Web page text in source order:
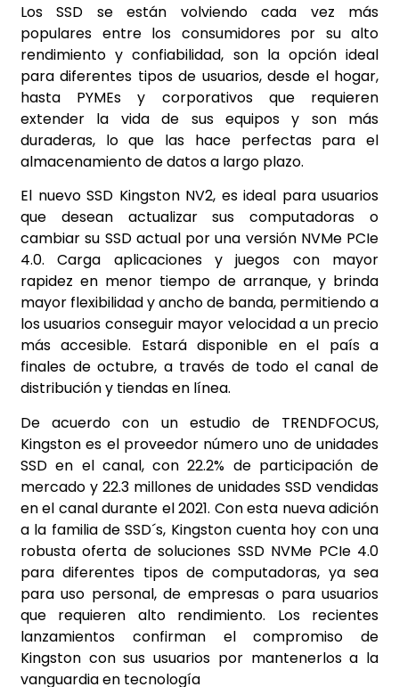
Los SSD se están volviendo cada vez más
populares entre los consumidores por su alto
rendimiento y confiabilidad, son la opción ideal
para diferentes tipos de usuarios, desde el hogar,
hasta PYMEs y corporativos que requieren
extender la vida de sus equipos y son más
duraderas, lo que las hace perfectas para el
almacenamiento de datos a largo plazo.
El nuevo SSD Kingston NV2, es ideal para usuarios
que desean actualizar sus computadoras o
cambiar su SSD actual por una versión NVMe PCIe
4.0. Carga aplicaciones y juegos con mayor
rapidez en menor tiempo de arranque, y brinda
mayor flexibilidad y ancho de banda, permitiendo a
los usuarios conseguir mayor velocidad a un precio
más accesible. Estará disponible en el país a
finales de octubre, a través de todo el canal de
distribución y tiendas en línea.
De acuerdo con un estudio de TRENDFOCUS,
Kingston es el proveedor número uno de unidades
SSD en el canal, con 22.2% de participación de
mercado y 22.3 millones de unidades SSD vendidas
en el canal durante el 2021. Con esta nueva adición
a la familia de SSD´s, Kingston cuenta hoy con una
robusta oferta de soluciones SSD NVMe PCIe 4.0
para diferentes tipos de computadoras, ya sea
para uso personal, de empresas o para usuarios
que requieren alto rendimiento. Los recientes
lanzamientos confirman el compromiso de
Kingston con sus usuarios por mantenerlos a la
vanguardia en tecnología